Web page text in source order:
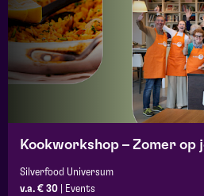
Silverfood Universum
v.a. € 30
Events